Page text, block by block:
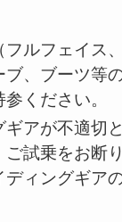
フルフェイス
ブ、ブーツ等
ください。
ギアが不適切
ご試乗をお断
ディングギア